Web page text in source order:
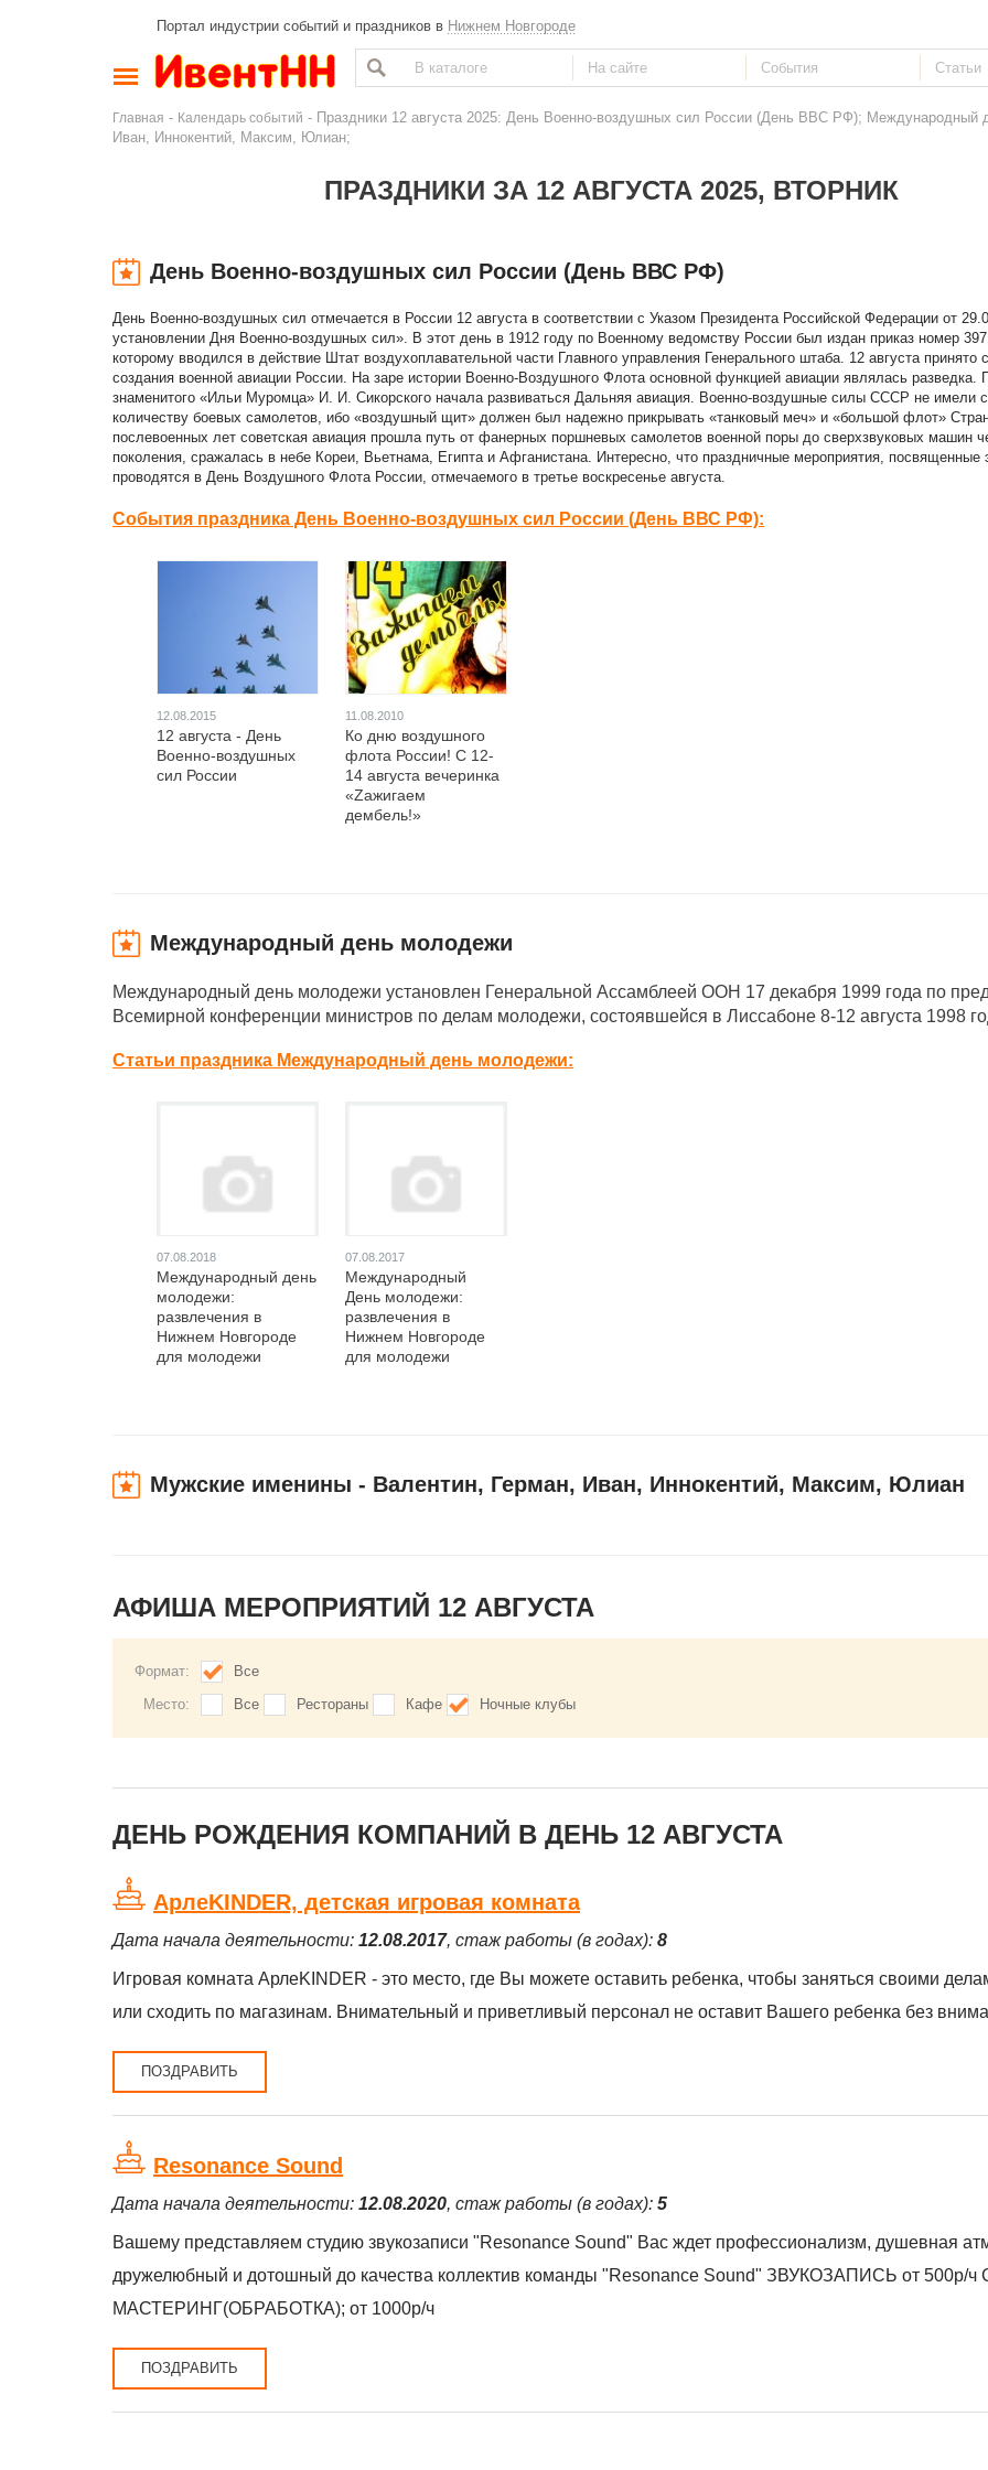
Портал индустрии событий и праздников в Нижнем Новгороде
Главная - Календарь событий - Праздники 12 августа 2025: День Военно-воздушных сил России (День ВВС РФ);
Иван, Иннокентий, Максим, Юлиан;
ПРАЗДНИКИ ЗА 12 АВГУСТА 2025, ВТОРНИК
День Военно-воздушных сил России (День ВВС РФ)
День Военно-воздушных сил отмечается в России 12 августа в соответствии с Указом Президента Российской Федерации от
установлении Дня Военно-воздушных сил». В этот день в 1912 году по Военному ведомству России был издан приказ номер
которому вводился в действие Штат воздухоплавательной части Главного управления Генерального штаба. 12 августа принято
создания военной авиации России. На заре истории Военно-Воздушного Флота основной функцией авиации являлась разведка.
знаменитого «Ильи Муромца» И. И. Сикорского начала развиваться Дальняя авиация. Военно-воздушные силы СССР не имели
количеству боевых самолетов, ибо «воздушный щит» должен был надежно прикрывать «танковый меч» и «большой флот»
послевоенных лет советская авиация прошла путь от фанерных поршневых самолетов военной поры до сверхзвуковых машин
поколения, сражалась в небе Кореи, Вьетнама, Египта и Афганистана. Интересно, что праздничные мероприятия,
проводятся в День Воздушного Флота России, отмечаемого в третье воскресенье августа.
События праздника День Военно-воздушных сил России (День ВВС РФ):
12.08.2015
12 августа - День
Военно-воздушных
сил России
11.08.2010
Ко дню воздушного
флота России! С 12-
14 августа вечеринка
«Zажигаем
дембель!»
Международный день молодежи
Международный день молодежи установлен Генеральной Ассамблеей ООН 17 декабря 1999 года по
Всемирной конференции министров по делам молодежи, состоявшейся в Лиссабоне 8-12 августа 1998
Статьи праздника Международный день молодежи:
07.08.2018
Международный день
молодежи:
развлечения в
Нижнем Новгороде
для молодежи
07.08.2017
Международный
День молодежи:
развлечения в
Нижнем Новгороде
для молодежи
Мужские именины - Валентин, Герман, Иван, Иннокентий, Максим, Юлиан
АФИША МЕРОПРИЯТИЙ 12 АВГУСТА
Формат:
Все
Место:
Все Рестораны Кафе Ночные клубы
ДЕНЬ РОЖДЕНИЯ КОМПАНИЙ В ДЕНЬ 12 АВГУСТА
АрлеKINDER, детская игровая комната
Дата начала деятельности: 12.08.2017, стаж работы (в годах): 8
Игровая комната АрлеKINDER - это место, где Вы можете оставить ребенка, чтобы заняться своими
или сходить по магазинам. Внимательный и приветливый персонал не оставит Вашего ребенка без
ПОЗДРАВИТЬ
Resonance Sound
Дата начала деятельности: 12.08.2020, стаж работы (в годах): 5
Вашему представляем студию звукозаписи "Resonance Sound" Вас ждет профессионализм, душевная
дружелюбный и дотошный до качества коллектив команды "Resonance Sound" ЗВУКОЗАПИСЬ от
МАСТЕРИНГ(ОБРАБОТКА); от 1000р/ч
ПОЗДРАВИТЬ